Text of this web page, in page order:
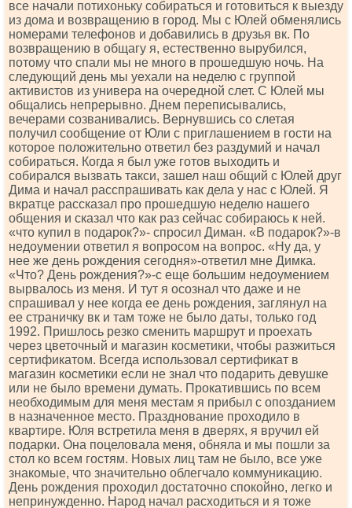
все начали потихоньку собираться и готовиться к выезду
из дома и возвращению в город. Мы с Юлей обменялись
номерами телефонов и добавились в друзья вк. По
возвращению в общагу я, естественно вырубился,
потому что спали мы не много в прошедшую ночь. На
следующий день мы уехали на неделю с группой
активистов из универа на очередной слет. С Юлей мы
общались непрерывно. Днем переписывались,
вечерами созванивались. Вернувшись со слетая
получил сообщение от Юли с приглашением в гости на
которое положительно ответил без раздумий и начал
собираться. Когда я был уже готов выходить и
собирался вызвать такси, зашел наш общий с Юлей друг
Дима и начал расспрашивать как дела у нас с Юлей. Я
вкратце рассказал про прошедшую неделю нашего
общения и сказал что как раз сейчас собираюсь к ней.
«что купил в подарок?»- спросил Диман. «В подарок?»-в
недоумении ответил я вопросом на вопрос. «Ну да, у
нее же день рождения сегодня»-ответил мне Димка.
«Что? День рождения?»-с еще большим недоумением
вырвалось из меня. И тут я осознал что даже и не
спрашивал у нее когда ее день рождения, заглянул на
ее страничку вк и там тоже не было даты, только год
1992. Пришлось резко сменить маршрут и проехать
через цветочный и магазин косметики, чтобы разжиться
сертификатом. Всегда использовал сертификат в
магазин косметики если не знал что подарить девушке
или не было времени думать. Прокатившись по всем
необходимым для меня местам я прибыл с опозданием
в назначенное место. Празднование проходило в
квартире. Юля встретила меня в дверях, я вручил ей
подарки. Она поцеловала меня, обняла и мы пошли за
стол ко всем гостям. Новых лиц там не было, все уже
знакомые, что значительно облегчало коммуникацию.
День рождения проходил достаточно спокойно, легко и
непринужденно. Народ начал расходиться и я тоже